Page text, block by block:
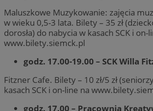
Maluszkowe Muzykowanie: zajęcia
w wieku 0,5-3 lata. Bilety – 35 zł
dorosła) do nabycia w kasach SCK i on-
www.bilety.siemck.pl
godz. 17.00-19.00 – SCK Willa
Fitzner Cafe. Bilety – 10 zł/5 zł
kasach SCK i on-line na
godz. 17.00 – Pracownia